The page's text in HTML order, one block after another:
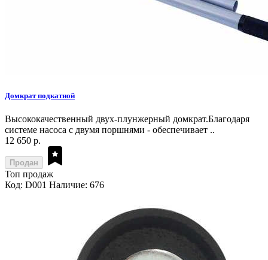
Домкрат подкатной
Высококачественный двух-плунжерный домкрат.Благодаря
системе насоса с двумя поршнями - обеспечивает ..
12 650 р.
Продан
Топ продаж
Код: D001 Наличие: 676